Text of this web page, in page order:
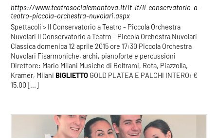
https://www.teatrosocialemantova.it/it-it/il-conservatorio-a-
teatro-piccola-orchestra-nuvolari.aspx
Spettacoli > Il Conservatorio a Teatro - Piccola Orchestra
Nuvolari Il Conservatorio a Teatro - Piccola Orchestra Nuvolari
Classica domenica 12 aprile 2015 ore 17:30 Piccola Orchestra
Nuvolari Fisarmoniche, archi, pianoforte e percussioni
Direttore: Mario Milani Musiche di Beltrami, Rota, Piazzolla,
Kramer, MilaniBIGLIETTO GOLD PLATEA E PALCHI INTERO: €
15.00 [...]